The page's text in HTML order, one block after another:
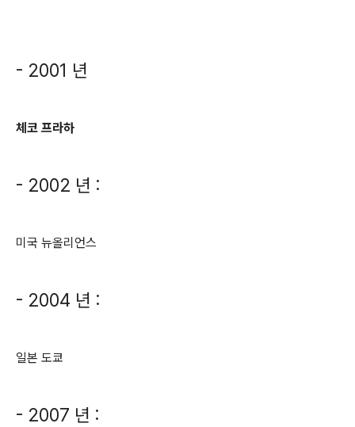
- 2001 년
체코 프라하
- 2002 년 :
미국 뉴올리언스
- 2004 년 :
일본 도쿄
- 2007 년 :